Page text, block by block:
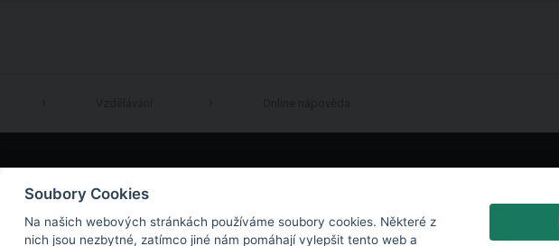
Soubory Cookies
Na našich webových stránkách používáme soubory cookies. Některé z
nich jsou nezbytné, zatímco jiné nám pomáhají vylepšit tento web a